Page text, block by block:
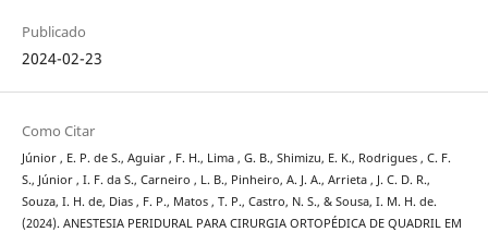
Publicado
2024-02-23
Como Citar
Júnior , E. P. de S., Aguiar , F. H., Lima , G. B., Shimizu, E. K., Rodrigues , C. F.
S., Júnior , I. F. da S., Carneiro , L. B., Pinheiro, A. J. A., Arrieta , J. C. D. R.,
Souza, I. H. de, Dias , F. P., Matos , T. P., Castro, N. S., & Sousa, I. M. H. de.
(2024). ANESTESIA PERIDURAL PARA CIRURGIA ORTOPÉDICA DE QUADRIL EM